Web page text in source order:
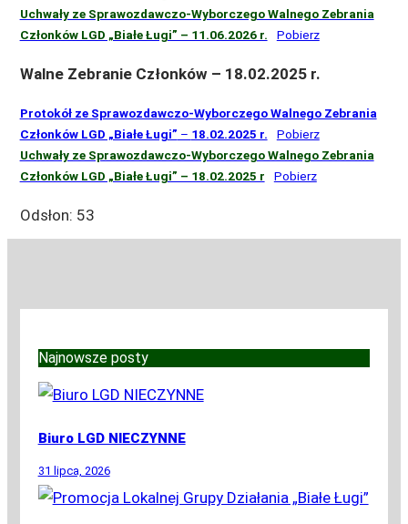
Uchwały ze Sprawozdawczo-Wyborczego Walnego Zebrania
Członków LGD „Białe Ługi” – 11.06.2026 r.
Pobierz
Walne Zebranie Członków – 18.02.2025 r.
Protokół ze Sprawozdawczo-Wyborczego Walnego Zebrania
Członków LGD „Białe Ługi” – 18.02.2025 r.
Pobierz
Uchwały ze Sprawozdawczo-Wyborczego Walnego Zebrania
Członków LGD „Białe Ługi” – 18.02.2025 r
Pobierz
Odsłon: 53
Najnowsze posty
Biuro LGD NIECZYNNE
31 lipca, 2026